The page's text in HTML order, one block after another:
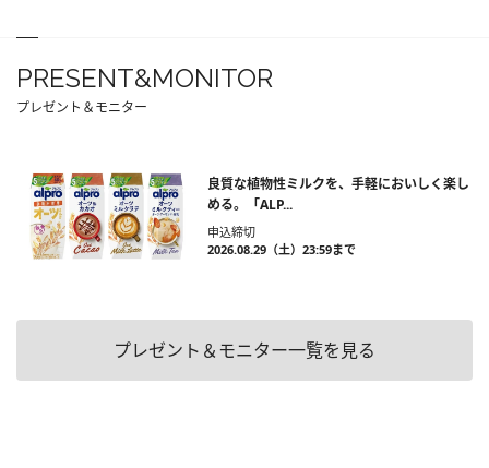
PRESENT&MONITOR
プレゼント＆モニター
良質な植物性ミルクを、手軽においしく楽し
める。「ALP...
申込締切
2026.08.29（土）23:59まで
プレゼント＆モニター一覧を見る